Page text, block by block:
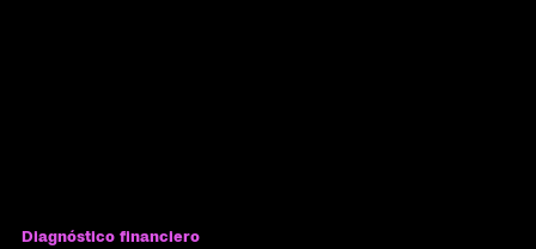
Diagnóstico financiero